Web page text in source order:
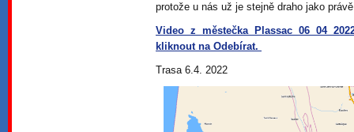
protože u nás už je stejně draho jako
Video z městečka Plassac 06 04
kliknout na Odebírat.
Trasa 6.4. 2022